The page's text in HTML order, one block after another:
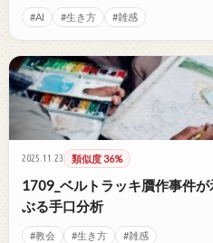
#AI #生き方 #雑感
2025.11.23 類似度 36%
1709_ベルトラッキ贋作事件
ぶる手口分析
#教会 #生き方 #雑感